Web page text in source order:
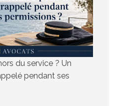
du service ? Un
pendant ses